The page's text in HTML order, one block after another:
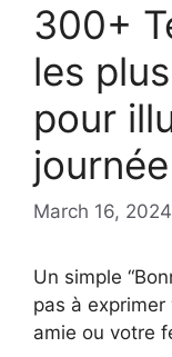
300+
les
pour
journée
March 16, 2024
Un simple
pas à
amie ou votre